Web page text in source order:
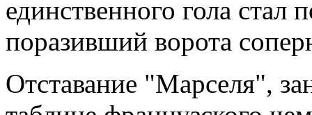
единственного гола
поразивший ворота
Отставание "Марселя",